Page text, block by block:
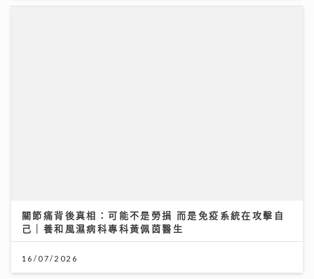
關節痛背後真相：可能不是勞損 而是免疫系統在攻擊自
己｜養和風濕病科專科黃佩茵醫生
16/07/2026